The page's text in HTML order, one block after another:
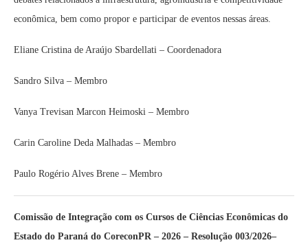
econômica, bem como propor e participar de eventos nessas áreas.
Eliane Cristina de Araújo Sbardellati – Coordenadora
Sandro Silva – Membro
Vanya Trevisan Marcon Heimoski – Membro
Carin Caroline Deda Malhadas – Membro
Paulo Rogério Alves Brene – Membro
Comissão de Integração com os Cursos de Ciências Econômicas do
Estado do Paraná do CoreconPR – 2026 – Resolução 003/2026–